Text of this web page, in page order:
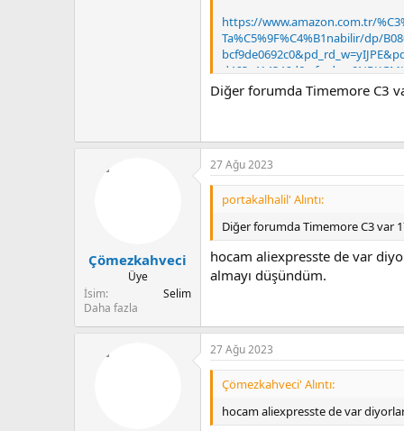
https://www.amazon.com.tr/
Ta%C5%9F%C4%B1nabilir/dp/
vevouk çelik el değirmeni ve hario
benim kahveden beklentim
Diğer forumda Timemore C3
Çömezkahveci
Üye
İsim
Selim
Daha fazla
27 Ağu 2023
portakalhalil' Alıntı:
Diğer forumda Timemore C3 var
hocam aliexpresste de var
almayı düşündüm.
27 Ağu 2023
Çömezkahveci' Alıntı:
hocam aliexpresste de var